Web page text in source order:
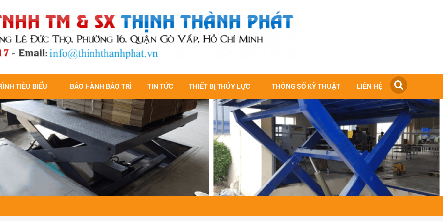
TIÊU BIỂU BẢO HÀNH BẢO TRÌ TIN TỨC THIẾT BỊ THỦY LỰC THÔNG SỐ KỸ THUẬT LIÊN HỆ